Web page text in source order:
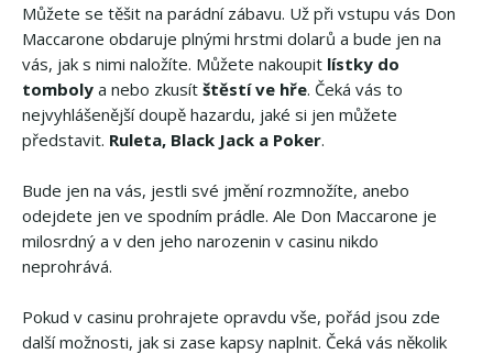
Můžete se těšit na parádní zábavu. Už při vstupu vás Don
Maccarone obdaruje plnými hrstmi dolarů a bude jen na
vás, jak s nimi naložíte. Můžete nakoupit lístky do
tomboly a nebo zkusít štěstí ve hře. Čeká vás to
nejvyhlášenější doupě hazardu, jaké si jen můžete
představit. Ruleta, Black Jack a Poker.
Bude jen na vás, jestli své jmění rozmnožíte, anebo
odejdete jen ve spodním prádle. Ale Don Maccarone je
milosrdný a v den jeho narozenin v casinu nikdo
neprohrává.
Pokud v casinu prohrajete opravdu vše, pořád jsou zde
další možnosti, jak si zase kapsy naplnit. Čeká vás několik